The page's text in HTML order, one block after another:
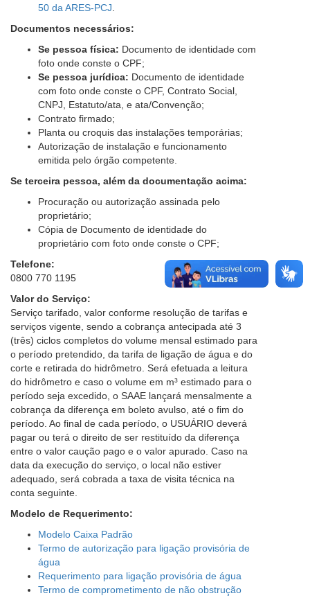
50 da ARES-PCJ
Documentos necessários:
Se pessoa física: Documento de identidade com
foto onde conste o CPF;
Se pessoa jurídica: Documento de identidade
com foto onde conste o CPF, Contrato Social,
CNPJ, Estatuto/ata, e ata/Convenção;
Contrato firmado;
Planta ou croquis das instalações temporárias;
Autorização de instalação e funcionamento
emitida pelo órgão competente.
Se terceira pessoa, além da documentação acima:
Procuração ou autorização assinada pelo
proprietário;
Cópia de Documento de identidade do
proprietário com foto onde conste o CPF;
Telefone:
0800 770 1195
Valor do Serviço:
Serviço tarifado, valor conforme resolução de tarifas e
serviços vigente, sendo a cobrança antecipada até 3
(três) ciclos completos do volume mensal estimado para
o período pretendido, da tarifa de ligação de água e do
corte e retirada do hidrômetro. Será efetuada a leitura
do hidrômetro e caso o volume em m³ estimado para o
período seja excedido, o SAAE lançará mensalmente a
cobrança da diferença em boleto avulso, até o fim do
período. Ao final de cada período, o USUÁRIO deverá
pagar ou terá o direito de ser restituído da diferença
entre o valor caução pago e o valor apurado. Caso na
data da execução do serviço, o local não estiver
adequado, será cobrada a taxa de visita técnica na
conta seguinte.
Modelo de Requerimento:
Modelo Caixa Padrão
Termo de autorização para ligação provisória de
água
Requerimento para ligação provisória de água
Termo de comprometimento de não obstrução